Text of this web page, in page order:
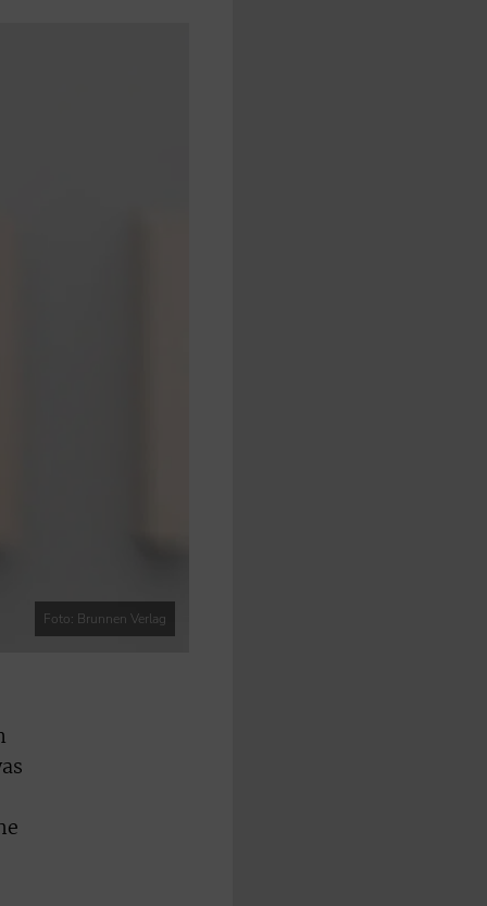
Foto: Brunnen Verlag